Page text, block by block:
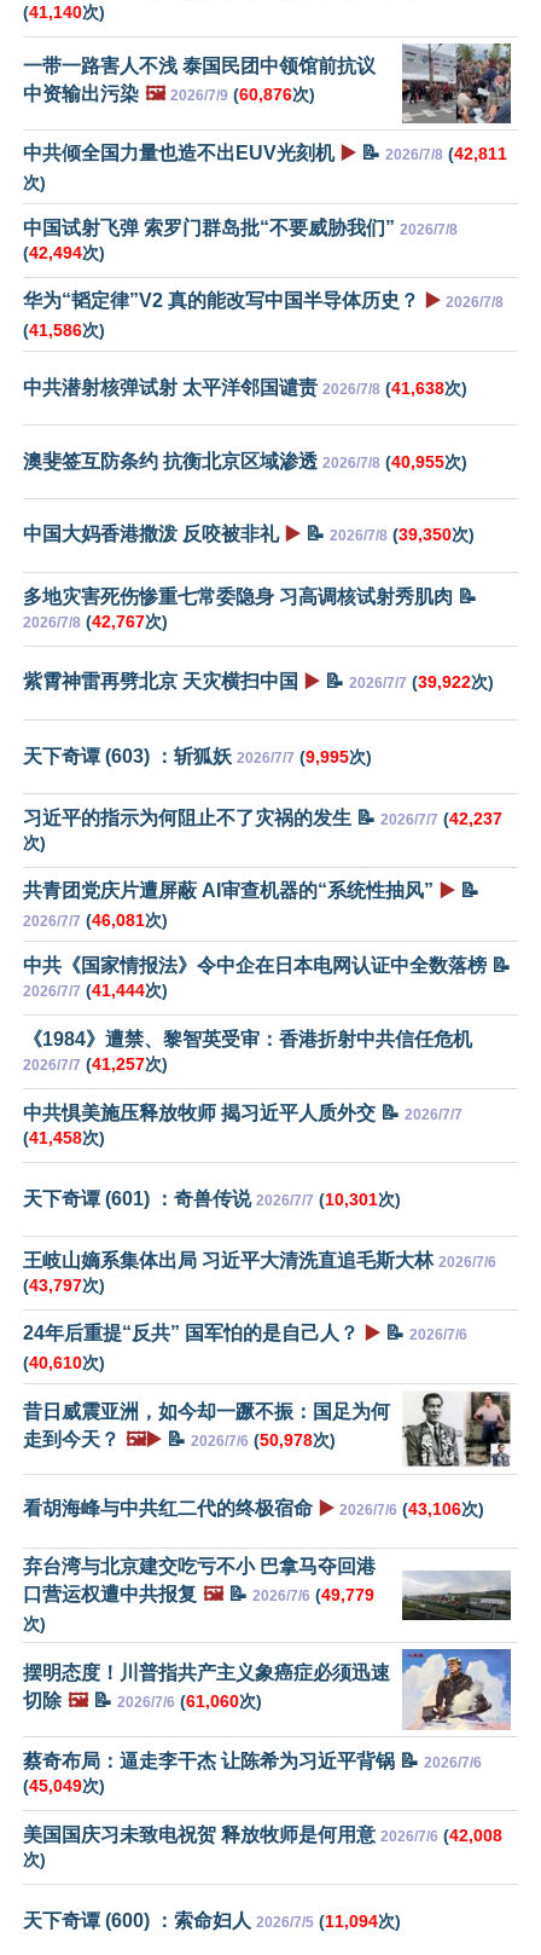
(41,140次)
一带一路害人不浅 泰国民团中领馆前抗议
中资输出污染 🖼️ 2026/7/9 (60,876次)
中共倾全国力量也造不出EUV光刻机 ▶️ 📝 2026/7/8 (42,811
次)
中国试射飞弹 索罗门群岛批“不要威胁我们” 2026/7/8
(42,494次)
华为“韬定律”V2 真的能改写中国半导体历史？ ▶️ 2026/7/8
(41,586次)
中共潜射核弹试射 太平洋邻国谴责 2026/7/8 (41,638次)
澳斐签互防条约 抗衡北京区域渗透 2026/7/8 (40,955次)
中国大妈香港撒泼 反咬被非礼 ▶️ 📝 2026/7/8 (39,350次)
多地灾害死伤惨重七常委隐身 习高调核试射秀肌肉 📝
2026/7/8 (42,767次)
紫霄神雷再劈北京 天灾横扫中国 ▶️ 📝 2026/7/7 (39,922次)
天下奇谭 (603) ：斩狐妖 2026/7/7 (9,995次)
习近平的指示为何阻止不了灾祸的发生 📝 2026/7/7 (42,237
次)
共青团党庆片遭屏蔽 AI审查机器的“系统性抽风” ▶️ 📝
2026/7/7 (46,081次)
中共《国家情报法》令中企在日本电网认证中全数落榜 📝
2026/7/7 (41,444次)
《1984》遭禁、黎智英受审：香港折射中共信任危机
2026/7/7 (41,257次)
中共惧美施压释放牧师 揭习近平人质外交 📝 2026/7/7
(41,458次)
天下奇谭 (601) ：奇兽传说 2026/7/7 (10,301次)
王岐山嫡系集体出局 习近平大清洗直追毛斯大林 2026/7/6
(43,797次)
24年后重提“反共” 国军怕的是自己人？ ▶️ 📝 2026/7/6
(40,610次)
昔日威震亚洲，如今却一蹶不振：国足为何
走到今天？ 🖼️▶️ 📝 2026/7/6 (50,978次)
看胡海峰与中共红二代的终极宿命 ▶️ 2026/7/6 (43,106次)
弃台湾与北京建交吃亏不小 巴拿马夺回港
口营运权遭中共报复 🖼️📝 2026/7/6 (49,779
次)
摆明态度！川普指共产主义象癌症必须迅速
切除 🖼️📝 2026/7/6 (61,060次)
蔡奇布局：逼走李干杰 让陈希为习近平背锅 📝 2026/7/6
(45,049次)
美国国庆习未致电祝贺 释放牧师是何用意 2026/7/6 (42,008
次)
天下奇谭 (600) ：索命妇人 2026/7/5 (11,094次)